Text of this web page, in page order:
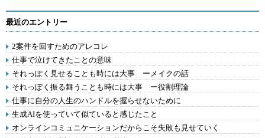
最近のエントリー
2案件を回すためのアレコレ
仕事で泣けてきたことの意味
それっぽく見せることも時には大事 ーメイクの話
それっぽく振る舞うことも時には大事 ー役割理論
仕事に自分の人生のハンドルを握らせないために
生成AIを使っていて似ていると感じたこと
オンラインコミュニケーションだからこそ失敗も見せていく